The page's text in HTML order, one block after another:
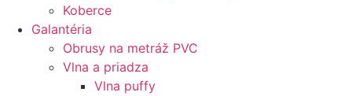
Koberce
Galantéria
Obrusy na metráž PVC
Vlna a priadza
Vlna puffy